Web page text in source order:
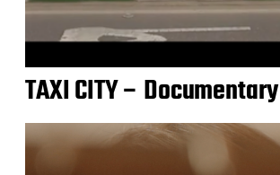
TAXI CITY – Documentary